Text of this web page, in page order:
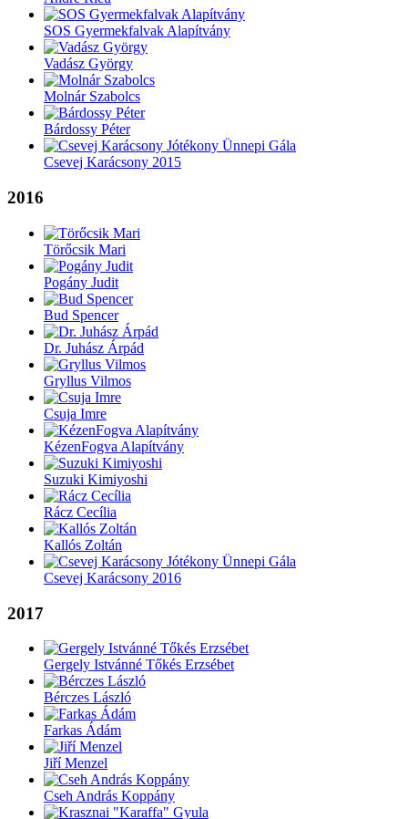
SOS Gyermekfalvak Alapítvány
Vadász György
Molnár Szabolcs
Bárdossy Péter
Csevej Karácsony 2015
2016
Törőcsik Mari
Pogány Judit
Bud Spencer
Dr. Juhász Árpád
Gryllus Vilmos
Csuja Imre
KézenFogva Alapítvány
Suzuki Kimiyoshi
Rácz Cecília
Kallós Zoltán
Csevej Karácsony 2016
2017
Gergely Istvánné Tőkés Erzsébet
Bérczes László
Farkas Ádám
Jiří Menzel
Cseh András Koppány